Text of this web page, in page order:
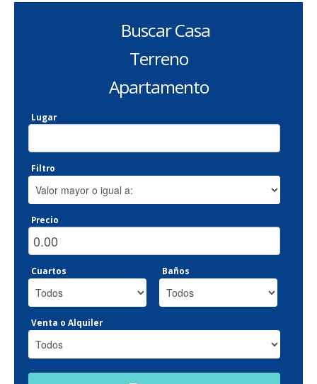
Buscar Casa
Terreno
Apartamento
Lugar
Filtro
Precio
Cuartos Baños
Venta o Alquiler